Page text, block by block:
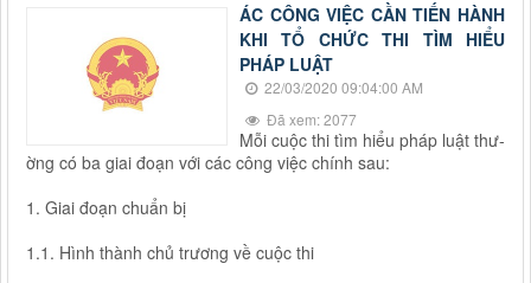
ÁC CÔNG VIỆC CẦN TIẾN HÀNH
KHI TỔ CHỨC THI TÌM HIỂU
PHÁP LUẬT
22/03/2020 09:04:00 AM
Đã xem: 2077
Mỗi cuộc thi tìm hiểu pháp luật thư­
ờng có ba giai đoạn với các công việc chính sau:
1. Giai đoạn chuẩn bị
1.1. Hình thành chủ trương về cuộc thi